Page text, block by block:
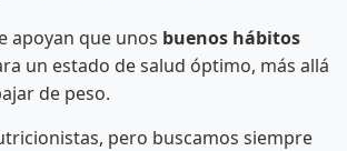
apoyan que unos buenos hábitos
un estado de salud óptimo, más allá
de peso.
pero buscamos siempre